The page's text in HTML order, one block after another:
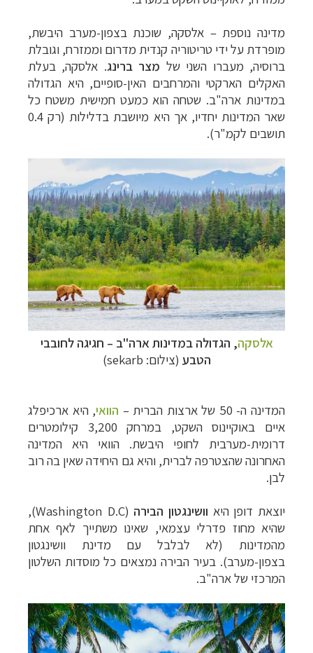
מדינה נוספת– אלסקה, שוכנת בצפון-מערב היבשת,
מופרדת על ידי טריטוריה קנדית מדרום וממזרח, וגובלת
ברוסיה, מעברו השני של מצר ברינג. אלסקה, בעלת
האקלים הארקטי והמרחבים האין-סופיים, היא הגדולה
במדינות ארה"ב. שטחה הוא כמעט חמישית משטח כל
שאר המדינות יחדיו, אך היא מיושבת בדלילות (רק 0.4
תושבים לקמ"ר).
אלסקה, הגדולה במדינות ארה"ב – חגיגה לחובבי
הטבע (צילום: sekarb)
המדינה ה- 50 של ארצות הברית – הוואי,היא ארכיפלג
איים באוקיינוס השקט, במרחק 3,200 קילומטרים
דרומית-מערבית לחופי היבשת. הוואי היא המדינה
האחרונה שהצטרפה לברית, והיא גם היחידה שאין בה רוב
לבן.
יוצאת דופן היא וושינגטון הבירה (
Washington D.C
),
שהיא מחוז פדרלי עצמאי, שאינו משתייך לאף אחת
מהמדינות (לא לבלבל עם מדינת וושינגטון
בצפון-מערב). בעיר הבירה נמצאים כל מוסדות השלטון
המרכזי של ארה"ב.